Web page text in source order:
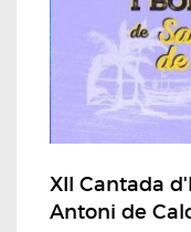
XII Cantada
Antoni de